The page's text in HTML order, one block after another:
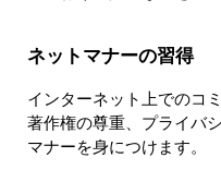
ネットマナーの習得
インターネット上でのコ
著作権の尊重、プライバ
マナーを身につけます。